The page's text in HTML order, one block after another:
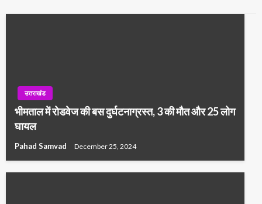
उत्तराखंड
भीमताल में रोडवेज की बस दुर्घटनाग्रस्त, 3 की मौत और 25 लोग
घायल
Pahad Samvad December 25, 2024